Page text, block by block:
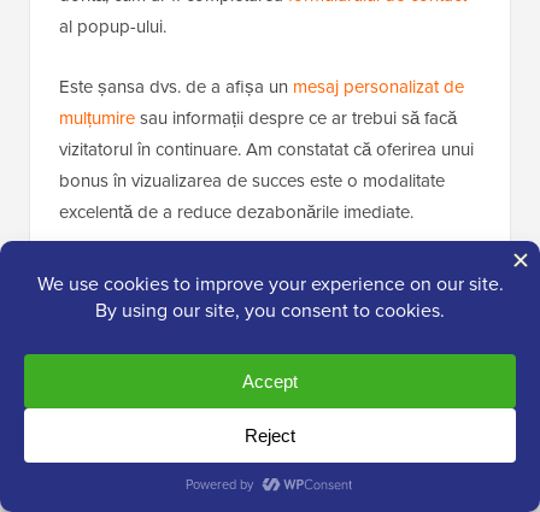
al popup-ului.
Este șansa dvs. de a afișa un mesaj personalizat de
mulțumiresau informații despre ce ar trebui să facă
vizitatorul în continuare. Am constatat că oferirea unui
bonus în vizualizarea de succes este o modalitate
excelentă de a reduce dezabonările imediate.